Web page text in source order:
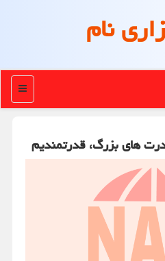
نام
منو
های بزرگ، قدرتمندیم